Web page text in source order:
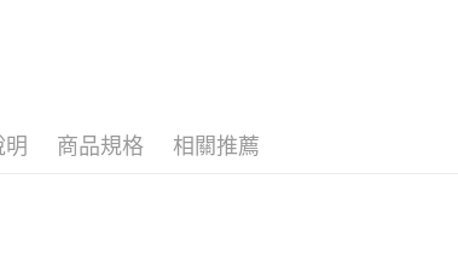
明 商品規格 相關推薦